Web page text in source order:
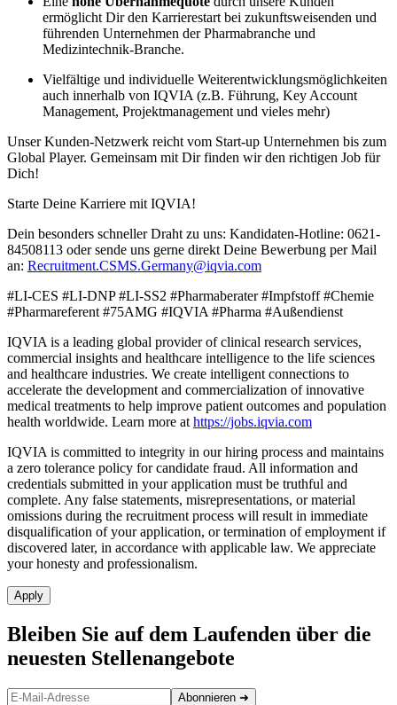
ermöglicht Dir den Karrierestart bei zukunftsweisenden und
führenden Unternehmen der Pharmabranche und
Medizintechnik-Branche.
Vielfältige und individuelle Weiterentwicklungsmöglichkeiten
auch innerhalb von IQVIA (z.B. Führung, Key Account
Management, Projektmanagement und vieles mehr)
Unser Kunden-Netzwerk reicht vom Start-up Unternehmen bis zum
Global Player. Gemeinsam mit Dir finden wir den richtigen Job für
Dich!
Starte Deine Karriere mit IQVIA!
Dein besonders schneller Draht zu uns: Kandidaten-Hotline: 0621-
84508113 oder sende uns gerne direkt Deine Bewerbung per Mail
an: Recruitment.CSMS.Germany@iqvia.com
#LI-CES #LI-DNP #LI-SS2 #Pharmaberater #Impfstoff #Chemie
#Pharmareferent #75AMG #IQVIA #Pharma #Außendienst
IQVIA is a leading global provider of clinical research services,
commercial insights and healthcare intelligence to the life sciences
and healthcare industries. We create intelligent connections to
accelerate the development and commercialization of innovative
medical treatments to help improve patient outcomes and population
health worldwide. Learn more at https://jobs.iqvia.com
IQVIA is committed to integrity in our hiring process and maintains
a zero tolerance policy for candidate fraud. All information and
credentials submitted in your application must be truthful and
complete. Any false statements, misrepresentations, or material
omissions during the recruitment process will result in immediate
disqualification of your application, or termination of employment if
discovered later, in accordance with applicable law. We appreciate
your honesty and professionalism.
Apply
Bleiben Sie auf dem Laufenden über die
neuesten Stellenangebote
Abonnieren ➜